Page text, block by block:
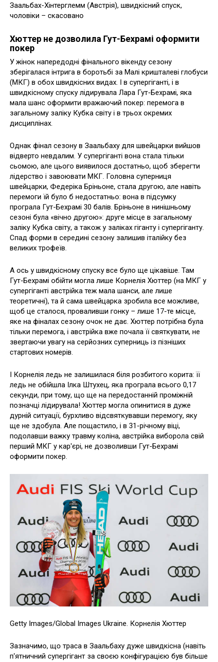
Заальбах-Хінтерглемм (Австрія), швидкісний спуск,
чоловіки – скасовано
Хюттер не дозволила Гут-Бехрамі оформити
покер
У жінок напередодні фінального вікенду сезону
зберігалася інтрига в боротьбі за Малі кришталеві глобуси
(МКГ) в обох швидкісних видах. І в супергіганті, і в
швидкісному спуску лідирувала Лара Гут-Бехрамі, яка
мала шанс оформити вражаючий покер: перемога в
загальному заліку Кубка світу і в трьох окремих
дисциплінах.
Однак фінал сезону в Заальбаху для швейцарки вийшов
відверто невдалим. У супергіганті вона стала тільки
сьомою, але цього виявилося достатньо, щоб зберегти
лідерство і завоювати МКГ. Головна суперниця
швейцарки, Федеріка Бріньоне, стала другою, але навіть
перемоги їй було б недостатньо: вона в підсумку
програла Гут-Бехрамі 30 балів. Бріньоне в нинішньому
сезоні була «вічно другою»: друге місце в загальному
заліку Кубка світу, а також у заліках гіганту і супергіганту.
Спад форми в середині сезону залишив італійку без
великих трофеїв.
А ось у швидкісному спуску все було ще цікавіше. Там
Гут-Бехрамі обійти могла лише Корнелія Хюттер (на МКГ у
супергіганті австрійка теж мала шанси, але лише
теоретичні), та й сама швейцарка зробила все можливе,
щоб це сталося, проваливши гонку – лише 17-те місце,
яке на фіналах сезону очок не дає. Хюттер потрібна була
тільки перемога, і австрійка вже почала її святкувати, не
звертаючи увагу на серйозних суперниць із пізніших
стартових номерів.
І Корнелія ледь не залишилася біля розбитого корита: її
ледь не обійшла Ілка Штухец, яка програла всього 0,17
секунди, при тому, що ще на передостанній проміжній
позначці лідирувала! Хюттер могла опинитися в дуже
дурній ситуації, бурхливо відсвяткувавши перемогу, яку
ще не здобула. Але пощастило, і в 31-річному віці,
подолавши важку травму коліна, австрійка виборола свій
перший МКГ у кар'єрі, не дозволивши Гут-Бехрамі
оформити покер.
Getty Images/Global Images Ukraine. Корнелія Хюттер
Зазначимо, що траса в Заальбаху дуже швидкісна (навіть
п'ятничний супергігант за своєю конфігурацією був більше